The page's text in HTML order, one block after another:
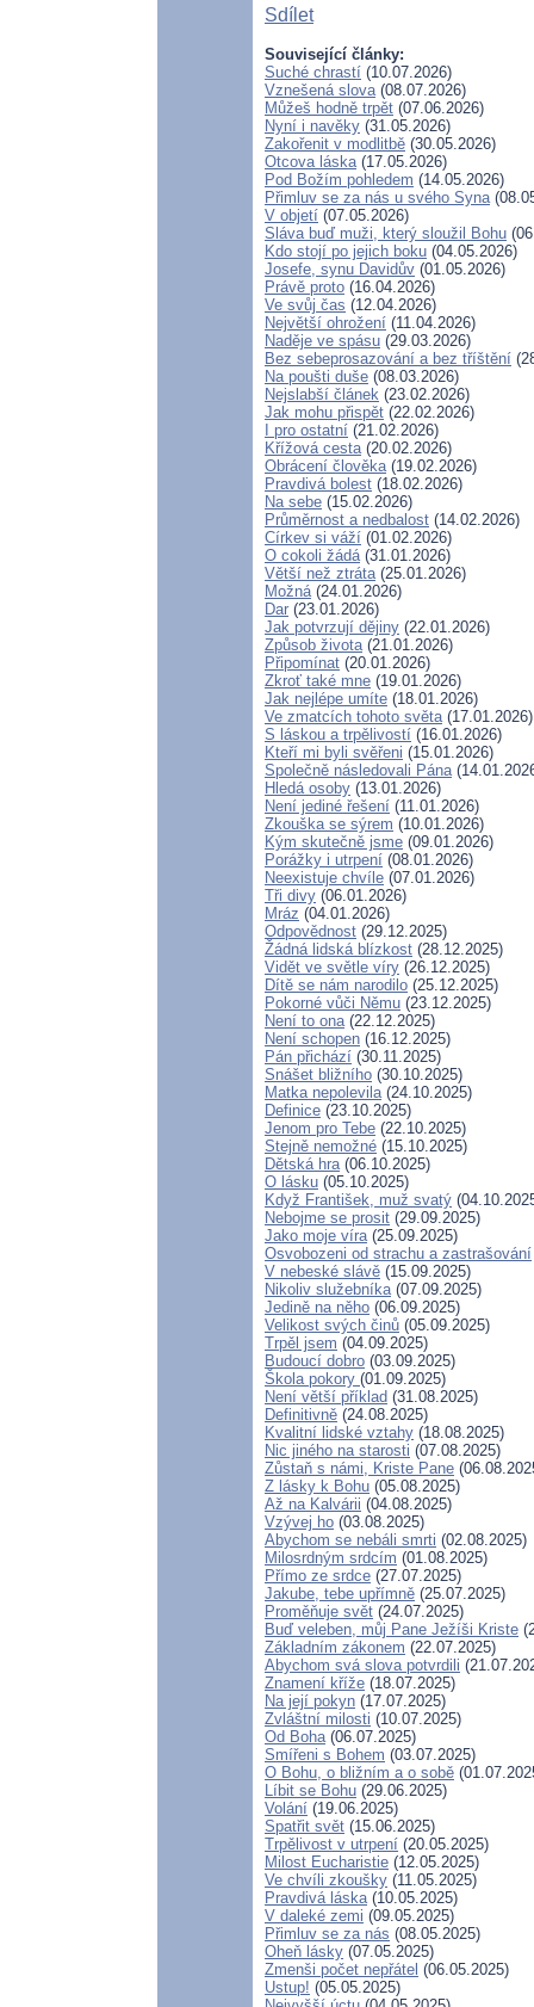
Sdílet
Související články:
Suché chrastí (10.07.2026)
Vznešená slova(08.07.2026)
Můžeš hodně trpět (07.06.2026)
Nyní i navěky (31.05.2026)
Zakořenit v modlitbě (30.05.2026)
Otcova láska(17.05.2026)
Pod Božím pohledem (14.05.2026)
Přimluv se za nás u svého Syna
V objetí (07.05.2026)
Sláva buď muži, který sloužil Bohu
Kdo stojí po jejich boku (04.05.2026)
Josefe, synu Davidův (01.05.2026)
Právě proto (16.04.2026)
Ve svůj čas (12.04.2026)
Největší ohrožení (11.04.2026)
Naděje ve spásu (29.03.2026)
Bez sebeprosazování a bez tříštění
Na poušti duše (08.03.2026)
Nejslabší článek (23.02.2026)
Jak mohu přispět (22.02.2026)
I pro ostatní (21.02.2026)
Křížová cesta(20.02.2026)
Obrácení člověka(19.02.2026)
Pravdivá bolest (18.02.2026)
Na sebe (15.02.2026)
Průměrnost a nedbalost (14.02.2026)
Církev si váží (01.02.2026)
O cokoli žádá(31.01.2026)
Větší než ztráta(25.01.2026)
Možná(24.01.2026)
Dar (23.01.2026)
Jak potvrzují dějiny (22.01.2026)
Způsob života(21.01.2026)
Připomínat (20.01.2026)
Zkroť také mne (19.01.2026)
Jak nejlépe umíte (18.01.2026)
Ve zmatcích tohoto světa(17.01.2026)
S láskou a trpělivostí (16.01.2026)
Kteří mi byli svěřeni (15.01.2026)
Společně následovali Pána
Hledá osoby (13.01.2026)
Není jediné řešení (11.01.2026)
Zkouška se sýrem (10.01.2026)
Kým skutečně jsme (09.01.2026)
Porážky i utrpení (08.01.2026)
Neexistuje chvíle (07.01.2026)
Tři divy (06.01.2026)
Mráz (04.01.2026)
Odpovědnost (29.12.2025)
Žádná lidská blízkost (28.12.2025)
Vidět ve světle víry (26.12.2025)
Dítě se nám narodilo (25.12.2025)
Pokorné vůči Němu (23.12.2025)
Není to ona(22.12.2025)
Není schopen (16.12.2025)
Pán přichází (30.11.2025)
Snášet bližního (30.10.2025)
Matka nepolevila(24.10.2025)
Definice (23.10.2025)
Jenom pro Tebe (22.10.2025)
Stejně nemožné (15.10.2025)
Dětská hra(06.10.2025)
O lásku (05.10.2025)
Když František, muž svatý
Nebojme se prosit (29.09.2025)
Jako moje víra(25.09.2025)
Osvobozeni od strachu a zastrašování
V nebeské slávě (15.09.2025)
Nikoliv služebníka(07.09.2025)
Jedině na něho (06.09.2025)
Velikost svých činů (05.09.2025)
Trpěl jsem (04.09.2025)
Budoucí dobro (03.09.2025)
Škola pokory (01.09.2025)
Není větší příklad (31.08.2025)
Definitivně (24.08.2025)
Kvalitní lidské vztahy (18.08.2025)
Nic jiného na starosti (07.08.2025)
Zůstaň s námi, Kriste Pane
Z lásky k Bohu (05.08.2025)
Až na Kalvárii (04.08.2025)
Vzývej ho (03.08.2025)
Abychom se nebáli smrti (02.08.2025)
Milosrdným srdcím (01.08.2025)
Přímo ze srdce (27.07.2025)
Jakube, tebe upřímně (25.07.2025)
Proměňuje svět (24.07.2025)
Buď veleben, můj Pane Ježíši Kriste
Základním zákonem (22.07.2025)
Abychom svá slova potvrdili
Znamení kříže (18.07.2025)
Na její pokyn (17.07.2025)
Zvláštní milosti (10.07.2025)
Od Boha(06.07.2025)
Smířeni s Bohem (03.07.2025)
O Bohu, o bližním a o sobě
Líbit se Bohu (29.06.2025)
Volání (19.06.2025)
Spatřit svět (15.06.2025)
Trpělivost v utrpení (20.05.2025)
Milost Eucharistie (12.05.2025)
Ve chvíli zkoušky (11.05.2025)
Pravdivá láska(10.05.2025)
V daleké zemi (09.05.2025)
Přimluv se za nás (08.05.2025)
Oheň lásky (07.05.2025)
Zmenši počet nepřátel (06.05.2025)
Ustup! (05.05.2025)